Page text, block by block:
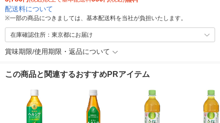
配送料について
※一部の商品につきましては、基本配送料を当社が負担いたします。
在庫確認住所：東京都にお届け
賞味期限/使用期限・返品について
この商品と関連するおすすめPRアイテム